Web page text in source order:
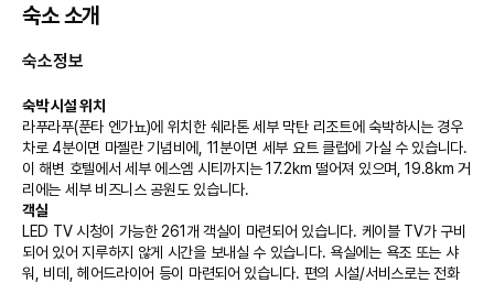
숙소 소개
숙소정보
숙박 시설 위치
라푸라푸(푼타 엔가뇨)에 위치한 쉐라톤 세부 막탄 리조트에 숙박하시는 경우
차로 4분이면 마젤란 기념비에, 11분이면 세부 요트 클럽에 가실 수 있습니다.
이 해변 호텔에서 세부 에스엠 시티까지는 17.2km 떨어져 있으며, 19.8km 거
리에는 세부 비즈니스 공원도 있습니다.
객실
LED TV 시청이 가능한 261개 객실이 마련되어 있습니다. 케이블 TV가 구비
되어 있어 지루하지 않게 시간을 보내실 수 있습니다. 욕실에는 욕조 또는 샤
워, 비데, 헤어드라이어 등이 마련되어 있습니다. 편의 시설/서비스로는 전화